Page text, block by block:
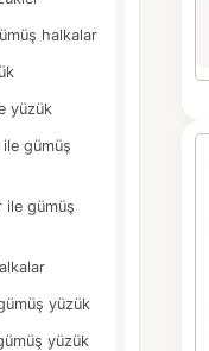
halkalar
yüzük
gümüş
ile gümüş
yüzük
yüzük